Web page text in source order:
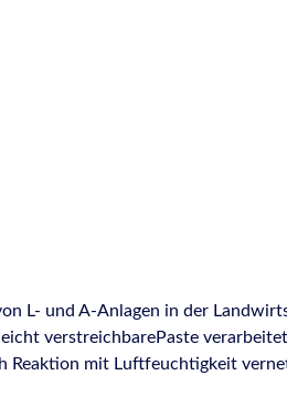
L- und A-Anlagen in der
verstreichbarePaste
Reaktion mit Luftfeuchtigkeit
von Fahrsilos und Lager-